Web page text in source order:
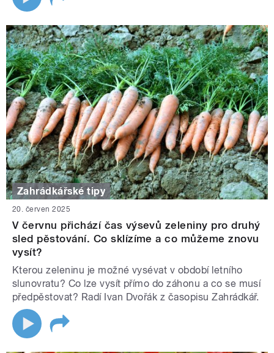
Zahrádkářské tipy
20. červen 2025
V červnu přichází čas výsevů zeleniny pro druhý
sled pěstování. Co sklízíme a co můžeme znovu
vysít?
Kterou zeleninu je možné vysévat v období letního
slunovratu? Co lze vysít přímo do záhonu a co se musí
předpěstovat? Radí Ivan Dvořák z časopisu Zahrádkář.